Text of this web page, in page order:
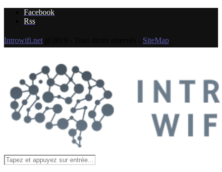
Facebook
Rss
Introwifi.net SiteMap